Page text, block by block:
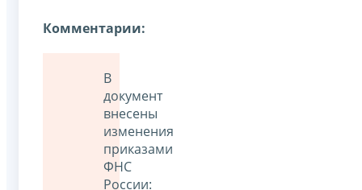
Комментарии:
В
документ
внесены
изменения
приказами
ФНС
России: